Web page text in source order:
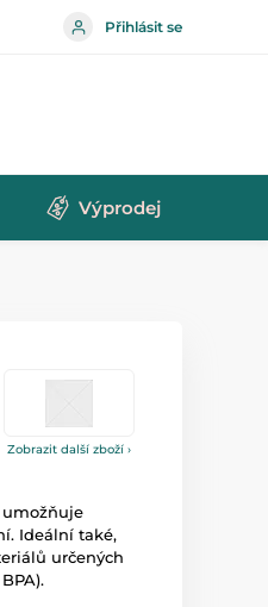
Přihlásit se
Výprodej
Zobrazit další zboží ›
umožňuje
Ideální také,
určených